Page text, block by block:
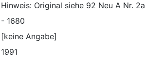
Hinweis: Original siehe 92 Neu A Nr. 2a
- 1680
[keine Angabe]
1991